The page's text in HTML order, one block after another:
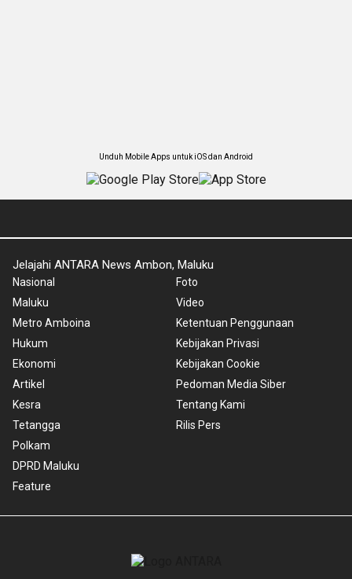
Unduh Mobile Apps untuk iOS dan Android
Jelajahi ANTARA News Ambon, Maluku
Nasional
Maluku
Metro Amboina
Hukum
Ekonomi
Artikel
Kesra
Tetangga
Polkam
DPRD Maluku
Feature
Foto
Video
Ketentuan Penggunaan
Kebijakan Privasi
Kebijakan Cookie
Pedoman Media Siber
Tentang Kami
Rilis Pers